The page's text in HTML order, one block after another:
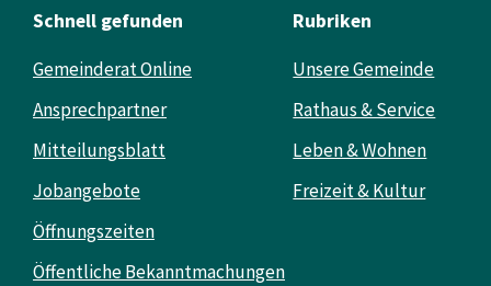
Schnell gefunden
Gemeinderat Online
Ansprechpartner
Mitteilungsblatt
Jobangebote
Öffnungszeiten
Öffentliche Bekanntmachungen
Rubriken
Unsere Gemeinde
Rathaus & Service
Leben & Wohnen
Freizeit & Kultur